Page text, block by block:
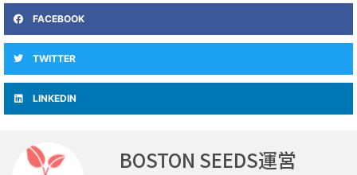
FACEBOOK
TWITTER
LINKEDIN
BOSTON SEEDS運営